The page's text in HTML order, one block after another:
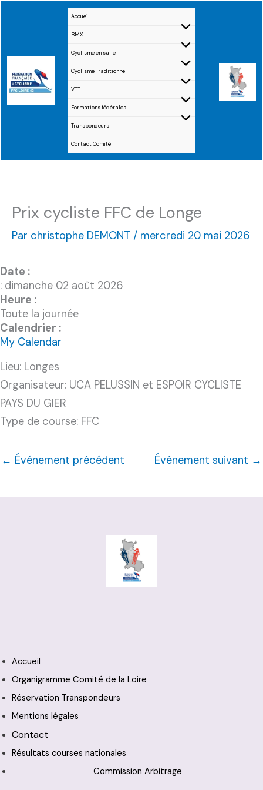
Accueil
BMX
Cyclisme en salle
Cyclisme Traditionnel
VTT
Formations fédérales
Transpondeurs
Contact Comité
Prix cycliste FFC de Longe
Par christophe DEMONT / mercredi 20 mai 2026
Date :
: dimanche 02 août 2026
Heure :
Toute la journée
Calendrier :
My Calendar
Lieu: Longes
Organisateur: UCA PELUSSIN et ESPOIR CYCLISTE
PAYS DU GIER
Type de course: FFC
← Événement précédent Événement suivant →
Accueil
Organigramme Comité de la Loire
Réservation Transpondeurs
Mentions légales
Contact
Résultats courses nationales
Commission Arbitrage